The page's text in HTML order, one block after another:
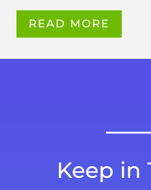
READ MORE
Keep in